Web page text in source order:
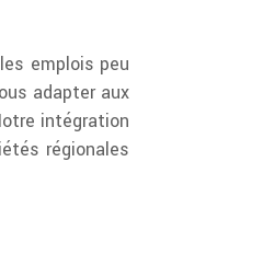
emplois peu
adapter aux
intégration
régionales